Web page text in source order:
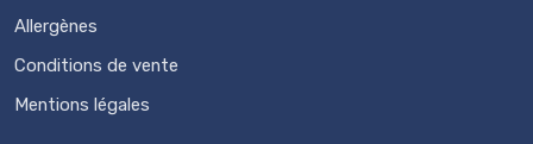
Allergènes
Conditions de vente
Mentions légales